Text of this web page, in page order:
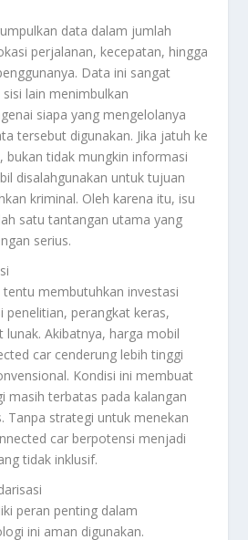
data dalam jumlah
perjalanan, kecepatan, hingga
Data ini sangat
lain menimbulkan
siapa yang mengelolanya
tersebut digunakan. Jika jatuh ke
bukan tidak mungkin informasi
disalahgunakan untuk tujuan
kriminal. Oleh karena itu, isu
satu tantangan utama yang
serius.
membutuhkan investasi
penelitian, perangkat keras,
lunak. Akibatnya, harga mobil
car cenderung lebih tinggi
Kondisi ini membuat
masih terbatas pada kalangan
Tanpa strategi untuk menekan
car berpotensi menjadi
tidak inklusif.
peran penting dalam
ini aman digunakan.